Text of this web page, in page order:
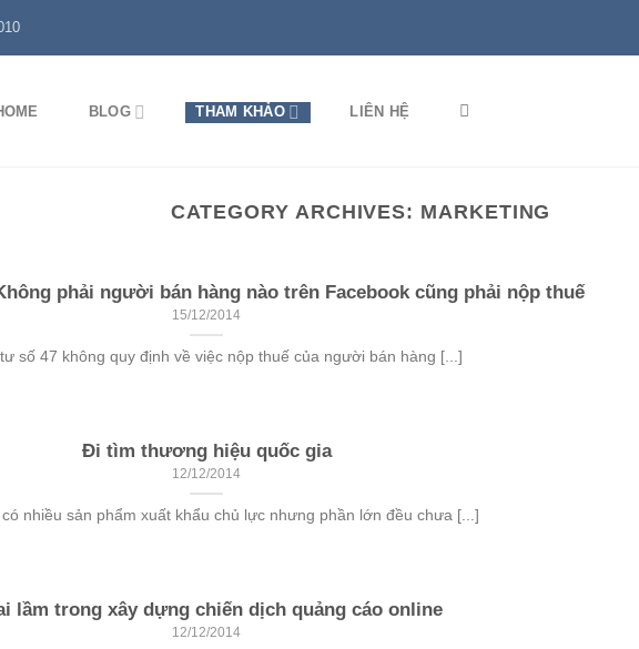
BLOG THAM KHẢO LIÊN HỆ
CATEGORY ARCHIVES: MARKETING
phải người bán hàng nào trên Facebook cũng phải nộp thuế
15/12/2014
số 47 không quy định về việc nộp thuế của người bán hàng [...]
Đi tìm thương hiệu quốc gia
12/12/2014
nhiều sản phẩm xuất khẩu chủ lực nhưng phần lớn đều chưa [...]
lầm trong xây dựng chiến dịch quảng cáo online
12/12/2014